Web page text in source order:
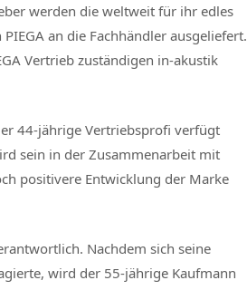
werden die weltweit für ihr edles
an die Fachhändler ausgeliefert.
Vertrieb zuständigen in-akustik
44-jährige Vertriebsprofi verfügt
sein in der Zusammenarbeit mit
positivere Entwicklung der Marke
Nachdem sich seine
wird der 55-jährige Kaufmann